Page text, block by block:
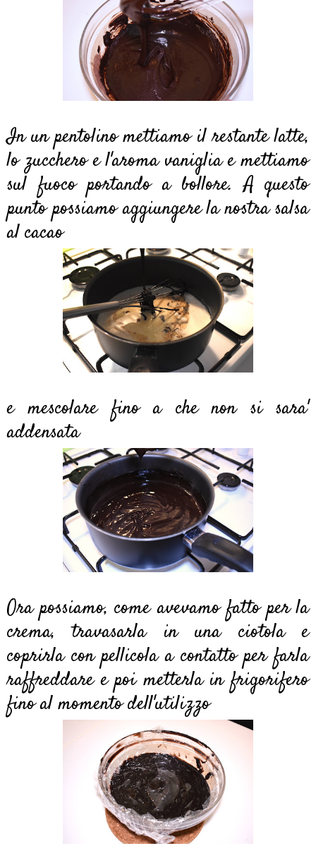
In un pentolino mettiamo il restante latte,
lo zucchero e l'aroma vaniglia e mettiamo
sul fuoco portando a bollore. A questo
punto possiamo aggiungere la nostra salsa
al cacao
e mescolare fino a che non si sara'
addensata
Ora possiamo, come avevamo fatto per la
crema, travasarla in una ciotola e
coprirla con pellicola a contatto per farla
raffreddare e poi metterla in frigorifero
fino al momento dell'utilizzo